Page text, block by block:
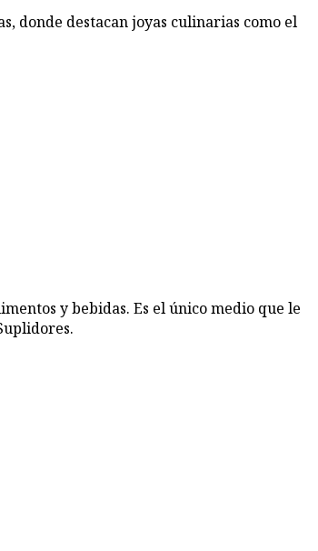
donde destacan joyas culinarias como el
y bebidas. Es el único medio que le